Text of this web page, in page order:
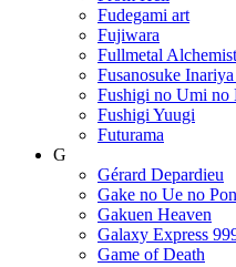
Fudegami art
Fujiwara
Fullmetal Alchemist
Fusanosuke
Fushigi no Umi no
Fushigi Yuugi
Futurama
G
Gérard Depardieu
Gake no Ue no
Gakuen Heaven
Galaxy Express
Game of Death